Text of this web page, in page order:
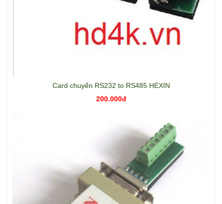
Card chuyển RS232 to RS485 HEXIN
200.000đ